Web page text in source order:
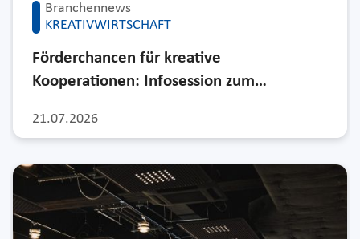
Branchennews
KREATIVWIRTSCHAFT
21.07.2026
Förderchancen für kreative
Kooperationen: Infosession zum…